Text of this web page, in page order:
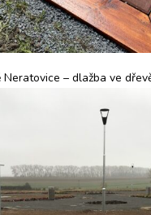
Neratovice – dlažba ve